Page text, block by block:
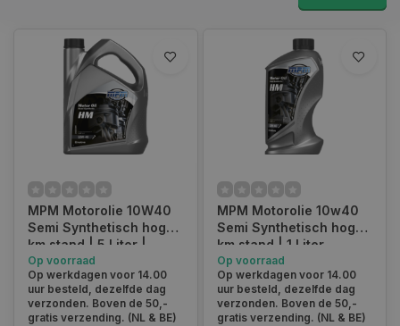
MPM Motorolie 10W40
Semi Synthetisch hoge
km stand | 5 Liter |
04005HM
Op voorraad
Op werkdagen voor 14.00
uur besteld, dezelfde dag
verzonden. Boven de 50,-
gratis verzending. (NL & BE)
MPM Motorolie 10w40
Semi Synthetisch hoge
km stand | 1 Liter
Op voorraad
Op werkdagen voor 14.00
uur besteld, dezelfde dag
verzonden. Boven de 50,-
gratis verzending. (NL & BE)